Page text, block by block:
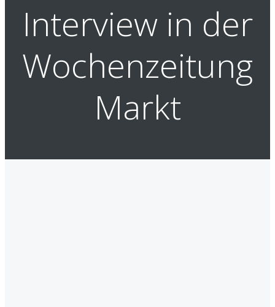
Interview in der
Wochenzeitung
Markt